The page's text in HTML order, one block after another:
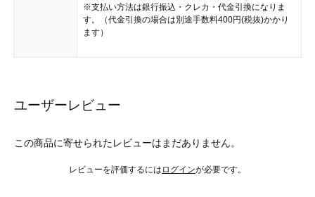
※支払い方法は銀行振込・クレカ・代金引換になりま
す。（代金引換の場合は別途手数料400円(税抜)かかり
ます）
ユーザーレビュー
この商品に寄せられたレビューはまだありません。
レビューを評価するには ログインが必要です。